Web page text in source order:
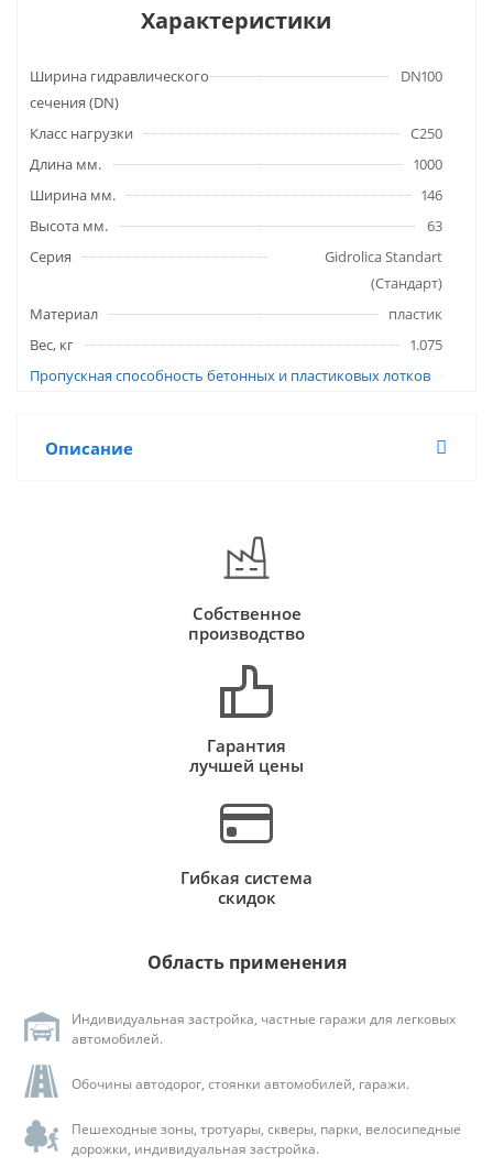
Характеристики
Ширина гидравлического
сечения (DN)
DN100
Класс нагрузки
C250
Длина мм.
1000
Ширина мм.
146
Высота мм.
63
Серия
Gidrolica Standart
(Стандарт)
Материал
пластик
Вес, кг
1.075
Пропускная способность бетонных и пластиковых лотков
Описание
Собственное
производство
Гарантия
лучшей цены
Гибкая система
скидок
Область применения
Индивидуальная застройка, частные гаражи для легковых
автомобилей.
Обочины автодорог, стоянки автомобилей, гаражи.
Пешеходные зоны, тротуары, скверы, парки, велосипедные
дорожки, индивидуальная застройка.